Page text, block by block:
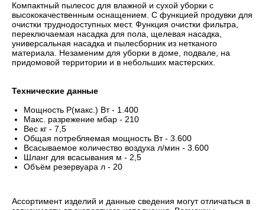
Компактный пылесос для влажной и сухой уборки с
высококачественным оснащением. С функцией продувки для
очистки труднодоступных мест. Функция очистки фильтра,
переключаемая насадка для пола, щелевая насадка,
универсальная насадка и пылесборник из нетканого
материала. Незаменим для уборки в доме, подвале, на
придомовой территории и в небольших мастерских.
Технические данные
Мощность Р(макс.) Вт - 1.400
Макс. разрежение мбар - 210
Вес кг - 7,5
Общая потребляемая мощность Вт - 3.600
Всасываемое количество воздуха л/мин - 3.600
Шланг для всасывания м - 2,5
Объём резервуара л - 20
Ассортимент изделий и данные сведения могут отличаться в